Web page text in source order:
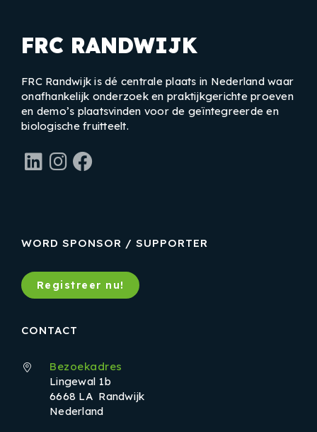
FRC RANDWIJK
FRC Randwijk is dé centrale plaats in Nederland waar
onafhankelijk onderzoek en praktijkgerichte proeven
en demo’s plaatsvinden voor de geïntegreerde en
biologische fruitteelt.
LinkedIn
Instagram
CONTACT
Bezoekadres
Lingewal 1b
6668 LA Randwijk
Nederland
WORD SPONSOR / SUPPORTER
Registreer nu!